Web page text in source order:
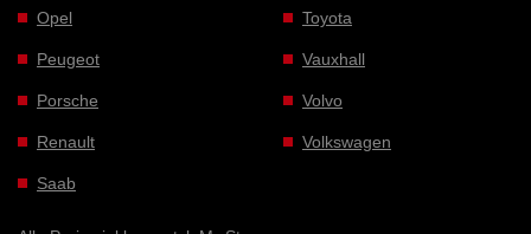
Opel
Peugeot
Porsche
Renault
Saab
Toyota
Vauxhall
Volvo
Volkswagen